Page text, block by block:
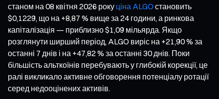
станом на 08 квітня 2026 року ціна ALGO становить
$0,1229, що на +8,87 % вище за 24 години, а ринкова
капіталізація — приблизно $1,09 мільярда. Якщо
розглянути ширший період, ALGO виріс на +21,90 % за
останні 7 днів і на +47,82 % за останні 30 днів. Поки
більшість альткоїнів перебувають у глибокій корекції, це
ралі викликало активне обговорення потенціалу ротації
серед недооцінених активів.